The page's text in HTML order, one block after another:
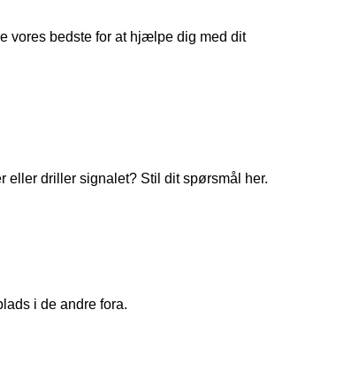
vores bedste for at hjælpe dig med dit
eller driller signalet? Stil dit spørsmål her.
i de andre fora.